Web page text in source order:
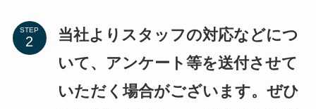
STEP
当社よりスタッフの対応などにつ
いて、アンケート等を送付させて
いただく場合がございます。ぜひ